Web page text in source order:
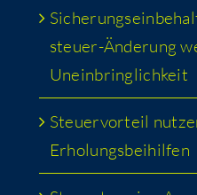
steu­er-Ände­rung
Uneinbringlichkeit
Steu­er­vor­teil
Erholungsbeihilfen